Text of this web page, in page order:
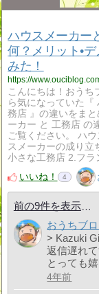
ハウスメーカー
何？メリット•
みた！
https://
こんにちは！おうち
ら気になっていた『
務店 』の違いをま
ーカー と 工務店 の
ご覧ください。 ハ
スメーカーの成り立
小さな工務店 2.フ
いいね！
4
前の9件を表示
おうちブ
> Kazuki
返信遅れ
とっても
4年前